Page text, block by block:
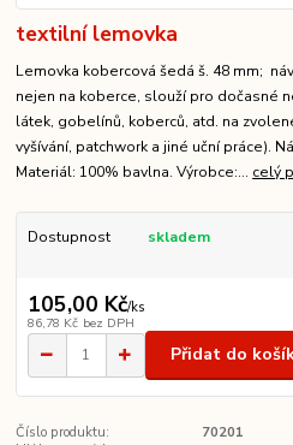
textilní lemovka
Lemovka kobercová šedá š. 48 mm;
nejen na koberce, slouží pro dočasné
látek, gobelínů, koberců, atd. na
vyšívání, patchwork a jiné uční práce).
Materiál: 100% bavlna. Výrobce:... celý
Dostupnost skladem
105,00 Kč/ks
86,78 Kč bez DPH
Přidat do
Číslo produktu:
70201